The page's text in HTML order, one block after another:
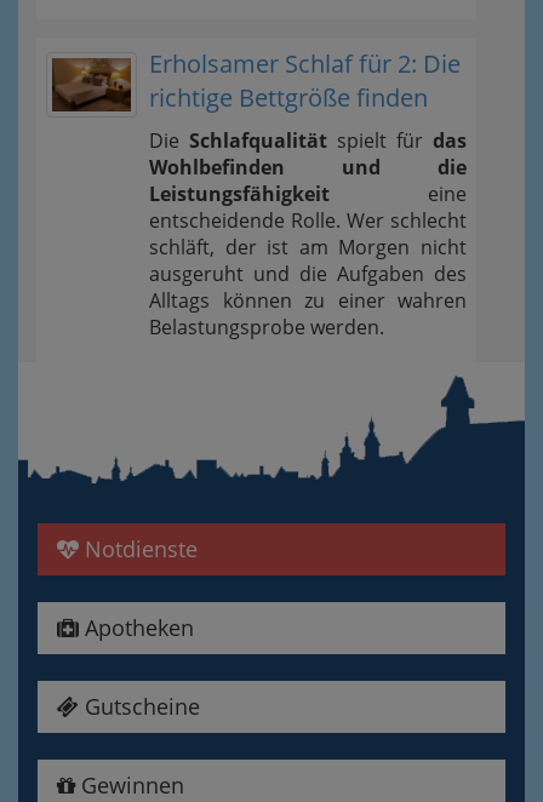
Erholsamer Schlaf für 2: Die
richtige Bettgröße finden
Die Schlafqualität spielt für das
Wohlbefinden und die
Leistungsfähigkeit eine
entscheidende Rolle. Wer schlecht
schläft, der ist am Morgen nicht
ausgeruht und die Aufgaben des
Alltags können zu einer wahren
Belastungsprobe werden.
Notdienste
Apotheken
Gutscheine
Gewinnen